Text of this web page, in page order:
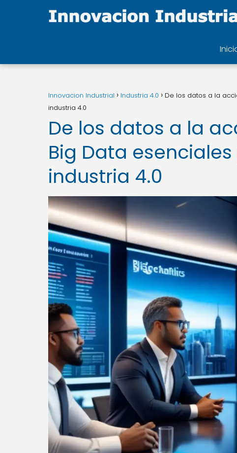
Innovacion Industrial Industria 4.0
De los datos a la
industria 4.0
De los datos a la
Big Data
industria 4.0